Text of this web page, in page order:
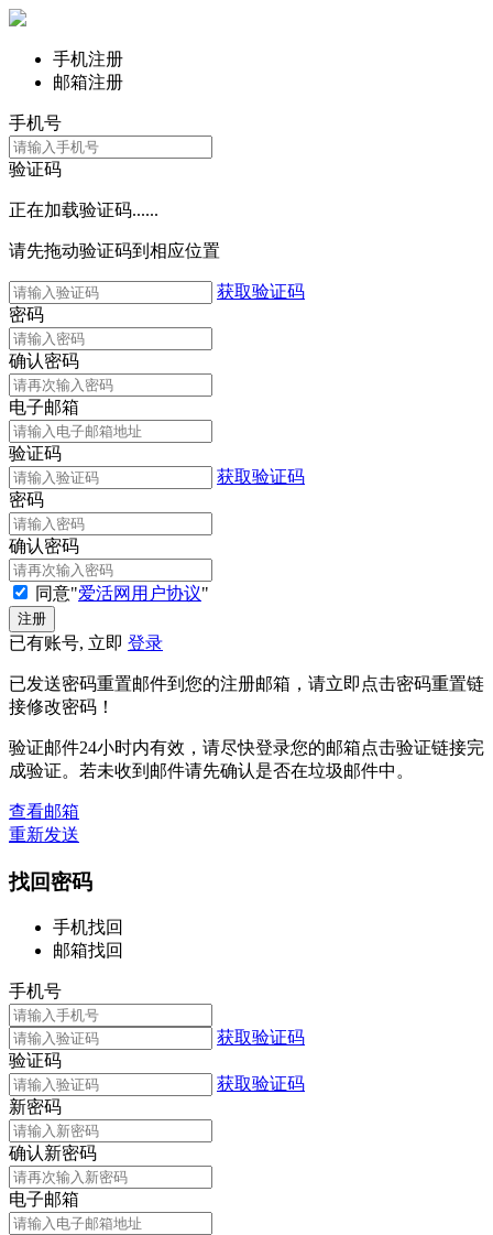
手机注册
邮箱注册
手机号
验证码
正在加载验证码......
请先拖动验证码到相应位置
获取验证码
密码
确认密码
电子邮箱
验证码
获取验证码
密码
确认密码
同意"爱活网用户协议"
已有账号, 立即 登录
已发送密码重置邮件到您的注册邮箱，请立即点击密码重置链
接修改密码！
验证邮件24小时内有效，请尽快登录您的邮箱点击验证链接完
成验证。若未收到邮件请先确认是否在垃圾邮件中。
查看邮箱
重新发送
找回密码
手机找回
邮箱找回
手机号
获取验证码
验证码
获取验证码
新密码
确认新密码
电子邮箱